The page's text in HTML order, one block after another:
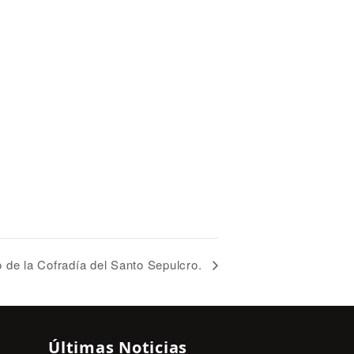
la Cofradía del Santo Sepulcro.
Últimas Noticias